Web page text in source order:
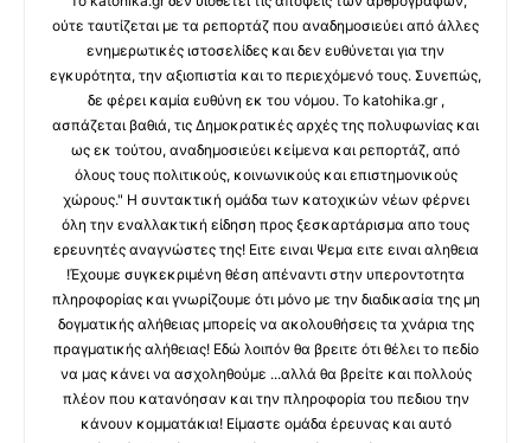
ούτε ταυτίζεται με τα ρεπορτάζ που αναδημοσιεύει από άλλες
ενημερωτικές ιστοσελίδες και δεν ευθύνεται για την
εγκυρότητα, την αξιοπιστία και το περιεχόμενό τους. Συνεπώς,
δε φέρει καμία ευθύνη εκ του νόμου. Το katohika.gr ,
ασπάζεται βαθιά, τις Δημοκρατικές αρχές της πολυφωνίας και
ως εκ τούτου, αναδημοσιεύει κείμενα και ρεπορτάζ, από
όλους τους πολιτικούς, κοινωνικούς και επιστημονικούς
χώρους." Η συντακτική ομάδα των κατοχικών νέων φέρνει
όλη την εναλλακτική είδηση προς ξεσκαρτάρισμα απο τους
ερευνητές αναγνώστες της! Ειτε ειναι Ψεμα ειτε ειναι αληθεια
!Έχουμε συγκεκριμένη θέση απέναντι στην υπεροντοτητα
πληροφορίας και γνωρίζουμε ότι μόνο με την διαδικασία της μη
δογματικής αλήθειας μπορείς να ακολουθήσεις τα χνάρια της
πραγματικής αλήθειας! Εδώ λοιπόν θα βρειτε ότι θέλει το πεδίο
να μας κάνει να ασχοληθούμε ...αλλά θα βρείτε και πολλούς
πλέον που κατανόησαν και την πληροφορία του πεδιου την
κάνουν κομματάκια! Είμαστε ομάδα έρευνας και αυτό